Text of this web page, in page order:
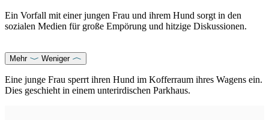
Ein Vorfall mit einer jungen Frau und ihrem Hund sorgt in den
sozialen Medien für große Empörung und hitzige Diskussionen.
Mehr Weniger
Eine junge Frau sperrt ihren Hund im Kofferraum ihres Wagens ein.
Dies geschieht in einem unterirdischen Parkhaus.